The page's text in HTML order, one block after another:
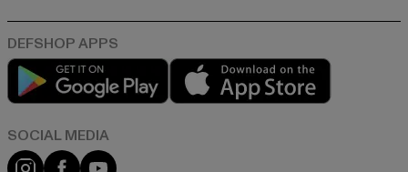
Play market
Instagram
FacebookYouTube